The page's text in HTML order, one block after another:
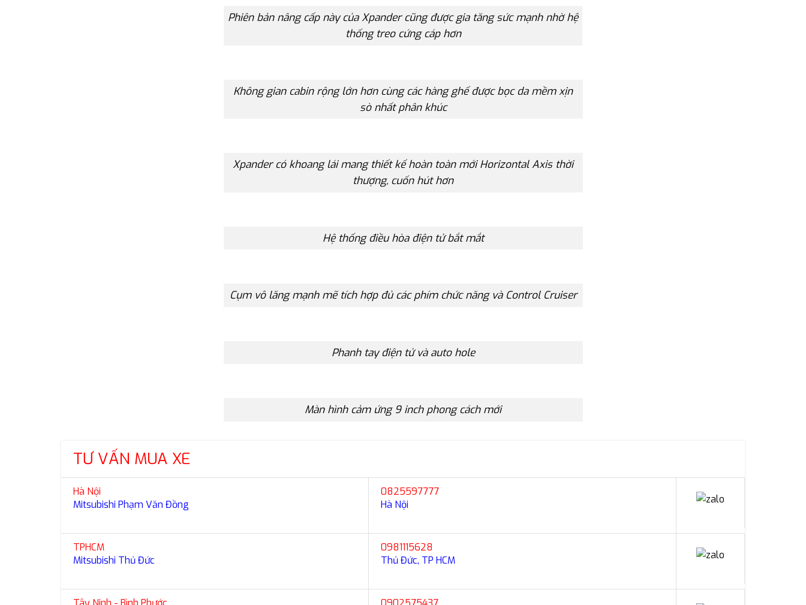
Phiên bản nâng cấp này của Xpander cũng được gia tăng sức mạnh nhờ hệ
thống treo cứng cáp hơn
Không gian cabin rộng lớn hơn cùng các hàng ghế được bọc da mềm xịn
sò nhất phân khúc
Xpander có khoang lái mang thiết kế hoàn toàn mới Horizontal Axis thời
thượng, cuốn hút hơn
Hệ thống điều hòa điện tử bắt mắt
Cụm vô lăng mạnh mẽ tích hợp đủ các phím chức năng và Control Cruiser
Phanh tay điện tử và auto hole
Màn hình cảm ứng 9 inch phong cách mới
TƯ VẤN MUA XE
Hà Nội
Mitsubishi Phạm Văn Đồng
0825597777
Hà Nội
TPHCM
Mitsubishi Thủ Đức
0981115628
Thủ Đức, TP HCM